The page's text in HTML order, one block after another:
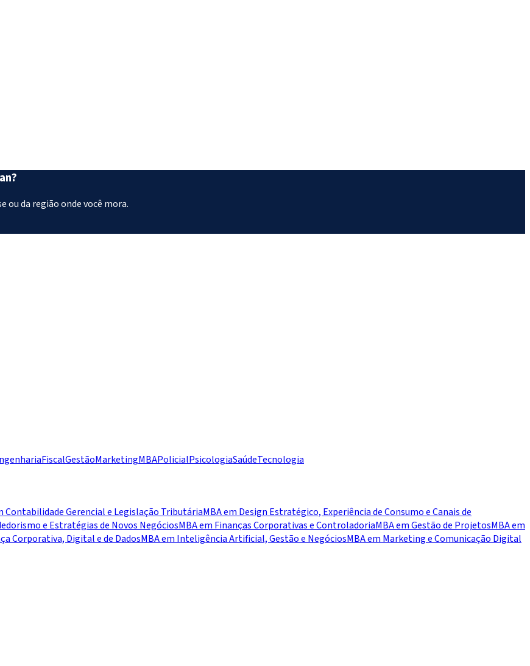
ou da região onde você mora.
FiscalGestãoMarketingMBAPolicialPsicologiaSaúdeTecnologia
Contabilidade Gerencial e Legislação TributáriaMBA em Design Estratégico, Experiência de Consumo e Canais de
e Estratégias de Novos NegóciosMBA em Finanças Corporativas e ControladoriaMBA em Gestão de ProjetosMBA em
Corporativa, Digital e de DadosMBA em Inteligência Artificial, Gestão e NegóciosMBA em Marketing e Comunicação Digital